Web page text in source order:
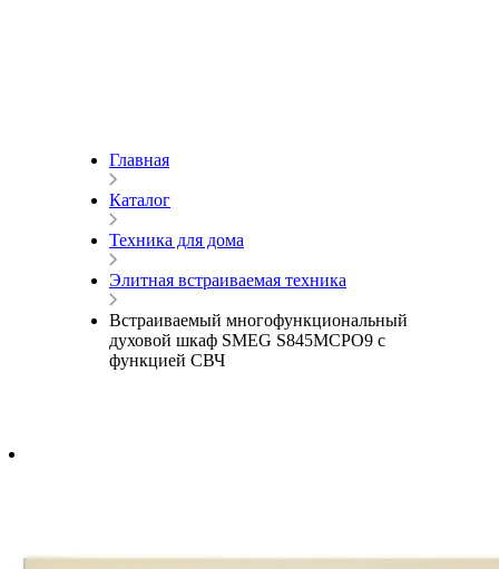
Главная
Каталог
Техника для дома
Элитная встраиваемая техника
Встраиваемый многофункциональный
духовой шкаф SMEG S845MCPO9 с
функцией СВЧ